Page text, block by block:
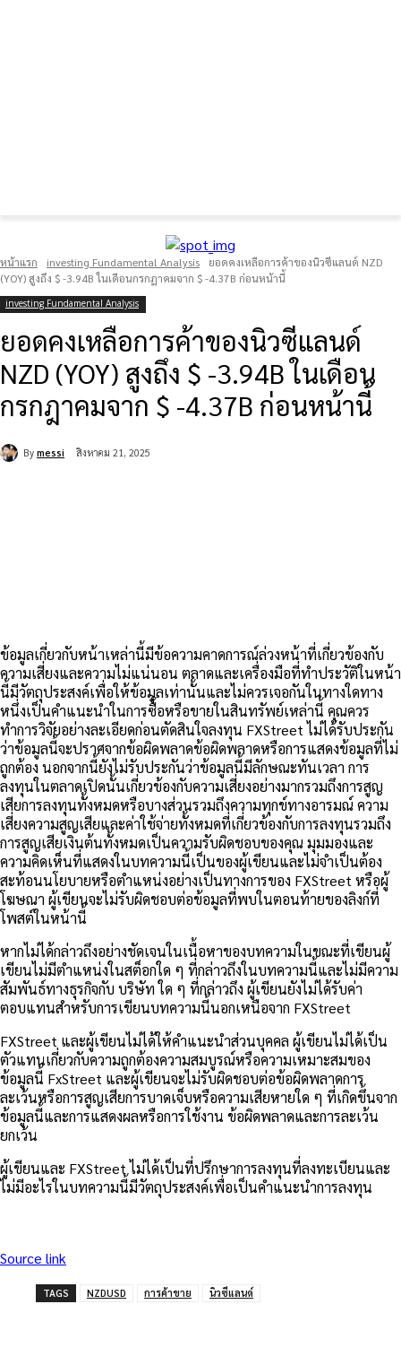
หน้าแรก investing Fundamental Analysis
ยอดคงเหลือการค้าของนิวซีแลนด์ NZD
(YOY) สูงถึง $ -3.94B ในเดือนกรกฎาคมจาก $ -4.37B ก่อนหน้านี้
investing Fundamental Analysis
ยอดคงเหลือการค้าของนิวซีแลนด์
NZD (YOY) สูงถึง $ -3.94B ในเดือน
กรกฎาคมจาก $ -4.37B ก่อนหน้านี้
By messi สิงหาคม 21, 2025
ข้อมูลเกี่ยวกับหน้าเหล่านี้มีข้อความคาดการณ์ล่วงหน้าที่เกี่ยวข้องกับ
ความเสี่ยงและความไม่แน่นอน ตลาดและเครื่องมือที่ทำประวัติในหน้า
นี้มีวัตถุประสงค์เพื่อให้ข้อมูลเท่านั้นและไม่ควรเจอกันในทางใดทาง
หนึ่งเป็นคำแนะนำในการซื้อหรือขายในสินทรัพย์เหล่านี้ คุณควร
ทำการวิจัยอย่างละเอียดก่อนตัดสินใจลงทุน FXStreet ไม่ได้รับประกัน
ว่าข้อมูลนี้จะปราศจากข้อผิดพลาดข้อผิดพลาดหรือการแสดงข้อมูลที่ไม่
ถูกต้อง นอกจากนี้ยังไม่รับประกันว่าข้อมูลนี้มีลักษณะทันเวลา การ
ลงทุนในตลาดเปิดนั้นเกี่ยวข้องกับความเสี่ยงอย่างมากรวมถึงการสูญ
เสียการลงทุนทั้งหมดหรือบางส่วนรวมถึงความทุกข์ทางอารมณ์ ความ
เสี่ยงความสูญเสียและค่าใช้จ่ายทั้งหมดที่เกี่ยวข้องกับการลงทุนรวมถึง
การสูญเสียเงินต้นทั้งหมดเป็นความรับผิดชอบของคุณ มุมมองและ
ความคิดเห็นที่แสดงในบทความนี้เป็นของผู้เขียนและไม่จำเป็นต้อง
สะท้อนนโยบายหรือตำแหน่งอย่างเป็นทางการของ FXStreet หรือผู้
โฆษณา ผู้เขียนจะไม่รับผิดชอบต่อข้อมูลที่พบในตอนท้ายของลิงก์ที่
โพสต์ในหน้านี้
หากไม่ได้กล่าวถึงอย่างชัดเจนในเนื้อหาของบทความในขณะที่เขียนผู้
เขียนไม่มีตำแหน่งในสต็อกใด ๆ ที่กล่าวถึงในบทความนี้และไม่มีความ
สัมพันธ์ทางธุรกิจกับ บริษัท ใด ๆ ที่กล่าวถึง ผู้เขียนยังไม่ได้รับค่า
ตอบแทนสำหรับการเขียนบทความนี้นอกเหนือจาก FXStreet
FXStreet และผู้เขียนไม่ได้ให้คำแนะนำส่วนบุคคล ผู้เขียนไม่ได้เป็น
ตัวแทนเกี่ยวกับความถูกต้องความสมบูรณ์หรือความเหมาะสมของ
ข้อมูลนี้ FxStreet และผู้เขียนจะไม่รับผิดชอบต่อข้อผิดพลาดการ
ละเว้นหรือการสูญเสียการบาดเจ็บหรือความเสียหายใด ๆ ที่เกิดขึ้นจาก
ข้อมูลนี้และการแสดงผลหรือการใช้งาน ข้อผิดพลาดและการละเว้น
ยกเว้น
ผู้เขียนและ FXStreet ไม่ได้เป็นที่ปรึกษาการลงทุนที่ลงทะเบียนและ
ไม่มีอะไรในบทความนี้มีวัตถุประสงค์เพื่อเป็นคำแนะนำการลงทุน
Source link
TAGS NZDUSD การค้าขาย นิวซีแลนด์